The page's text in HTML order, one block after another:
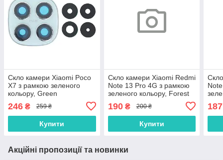
Скло камери Xiaomi Poco
X7 з рамкою зеленого
кольору, Green
246 ₴ 259 ₴
Купити
Скло камери Xiaomi Redmi
Note 13 Pro 4G з рамкою
зеленого кольору, Forest
190₴ 200 ₴
Купити
187
Акційні пропозиції та новинки